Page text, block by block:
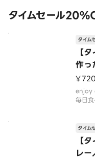
タイムセール
【
作
ry
タイム
¥720
enjoy
毎日
【
レ
タイム